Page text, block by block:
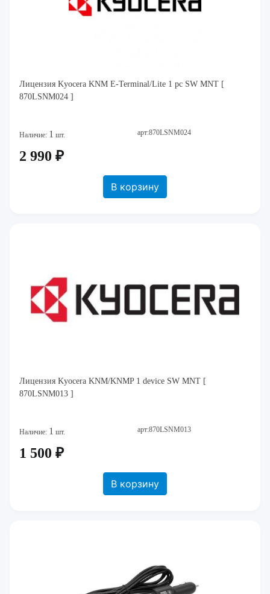
Лицензия Kyocera KNM E-Terminal/Lite 1 pc SW MNT [
870LSNM024 ]
Наличие: 1 шт. арт:870LSNM024
2 990 ₽
В корзину
Лицензия Kyocera KNM/KNMP 1 device SW MNT [
870LSNM013 ]
Наличие: 1 шт. арт:870LSNM013
1 500 ₽
В корзину